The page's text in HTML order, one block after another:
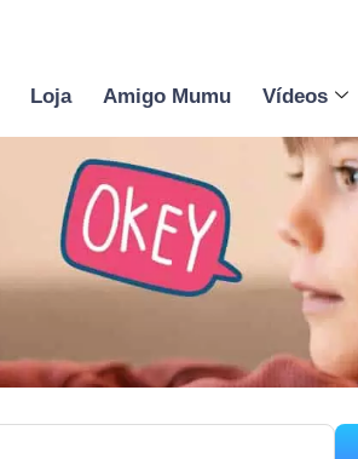
Loja Amigo Mumu Vídeos